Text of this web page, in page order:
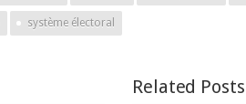
système électoral
Related Posts